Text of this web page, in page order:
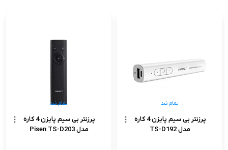
پرزنتر بی سیم پایزن 4 کاره
مدل TS-D192
تمام شد
پرزنتر بی سیم پایزن 4 کاره
مدل Pisen TS-D203
تمام شد